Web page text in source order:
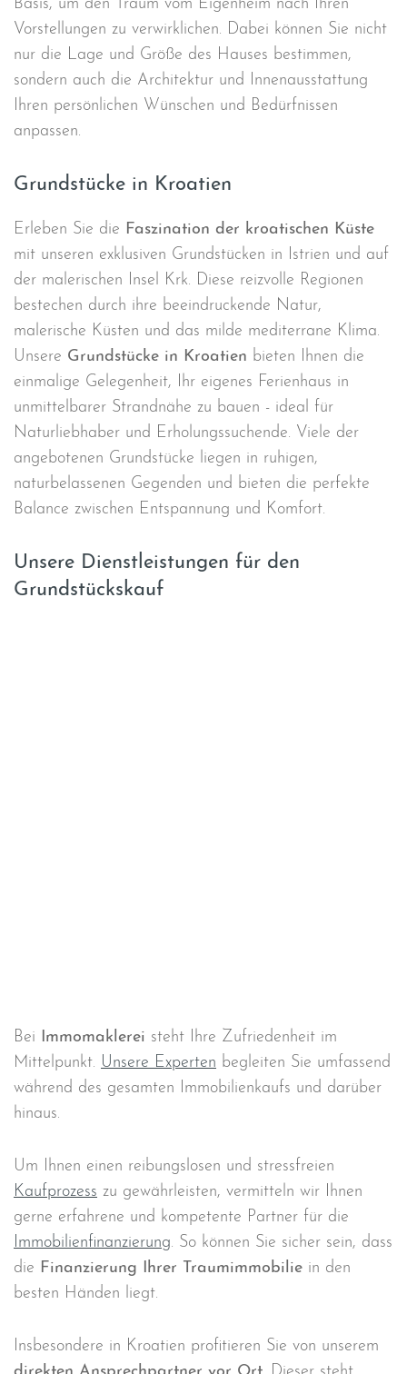
Basis, um den Traum vom Eigenheim nach Ihren
Vorstellungen zu verwirklichen. Dabei können Sie nicht
nur die Lage und Größe des Hauses bestimmen,
sondern auch die Architektur und Innenausstattung
Ihren persönlichen Wünschen und Bedürfnissen
anpassen.
Grundstücke in Kroatien
Erleben Sie die Faszination der kroatischen Küste
mit unseren exklusiven Grundstücken in Istrien und auf
der malerischen Insel Krk. Diese reizvolle Regionen
bestechen durch ihre beeindruckende Natur,
malerische Küsten und das milde mediterrane Klima.
Unsere Grundstücke in Kroatien bieten Ihnen die
einmalige Gelegenheit, Ihr eigenes Ferienhaus in
unmittelbarer Strandnähe zu bauen - ideal für
Naturliebhaber und Erholungssuchende. Viele der
angebotenen Grundstücke liegen in ruhigen,
naturbelassenen Gegenden und bieten die perfekte
Balance zwischen Entspannung und Komfort.
Unsere Dienstleistungen für den
Grundstückskauf
Bei Immomaklerei steht Ihre Zufriedenheit im
Mittelpunkt. Unsere Experten begleiten Sie umfassend
während des gesamten Immobilienkaufs und darüber
hinaus.
Um Ihnen einen reibungslosen und stressfreien
Kaufprozess zu gewährleisten, vermitteln wir Ihnen
gerne erfahrene und kompetente Partner für die
Immobilienfinanzierung. So können Sie sicher sein, dass
die Finanzierung Ihrer Traumimmobilie in den
besten Händen liegt.
Insbesondere in Kroatien profitieren Sie von unserem